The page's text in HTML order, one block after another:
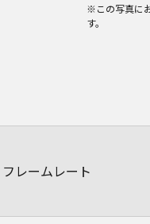
※この写真に
す。
フレームレート